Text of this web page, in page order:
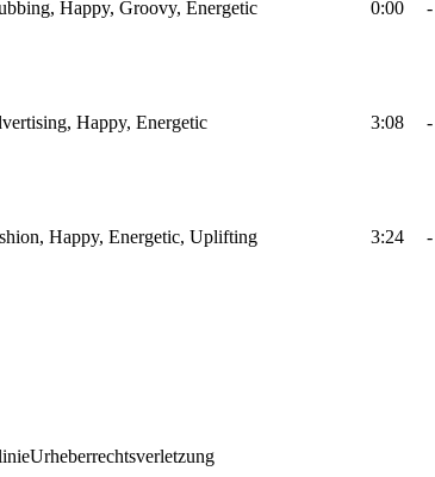
Happy, Groovy, Energetic 0:00 -
Happy, Energetic 3:08 -
Happy, Energetic, Uplifting 3:24 -
Urheberrechtsverletzung